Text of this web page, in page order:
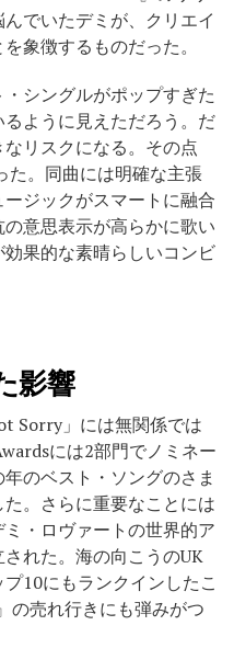
でいたデミが、クリエイ
象徴するものだった。
シングルがポップすぎた
ように見えただろう。だ
リスクになる。その点
た。同曲には明確な主張
ジックがスマートに融合
意思表示が高らかに歌い
果的な素晴らしいコンビ
影響
Sorry」には無関係では
には2部門でノミネー
のベスト・ソングのさま
。さらに重要なことには
・ロヴァートの世界的ア
れた。海の向こうのUK
10にもランクインしたこ
の売れ行きにも弾みがつ